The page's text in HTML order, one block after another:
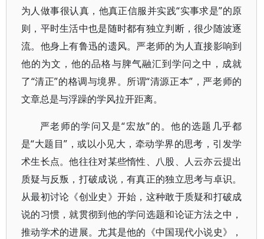
为人做事很认真，他真正信服并实践“实事求是”的原
则，平时生活中也是随时都有独立判断，很少随波逐
流。他身上有鲁迅的遗风。严老师的为人直接影响到
他的为文，他的品格与脾气融汇到学问之中，成就
了“清正”的格调与境界。所谓“清源正本”，严老师的
文章总是与浮躁的学风拉开距离。
严老师的学问又是“宏放”的。他的选题几乎都
是“大题目”，或以小见大，牵动学界的思考，引发学
术生长点。他往往对某些惰性、八股、人云亦云提出
质疑与反叛，打破成说，有真正的独立思考与卓识。
从最初讨论《创业史》开始，这种敢于质疑和打破成
说的习惯，就贯彻到他的学问选题和论证方法之中，
推动学术的进展。尤其是他的《中国现代小说史》，